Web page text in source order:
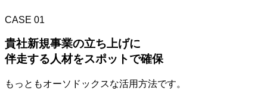
CASE 01
貴社新規事業の立ち上げに
伴走する人材をスポットで確保
もっともオーソドックスな活用方法です。